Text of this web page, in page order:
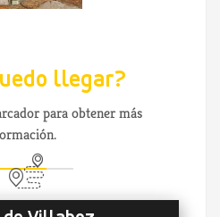
llegar?
para obtener más